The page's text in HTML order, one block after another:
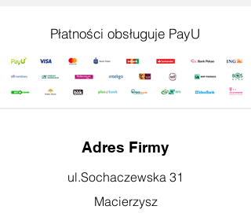
Płatności obsługuje PayU
Adres Firmy
ul.Sochaczewska 31
Macierzysz